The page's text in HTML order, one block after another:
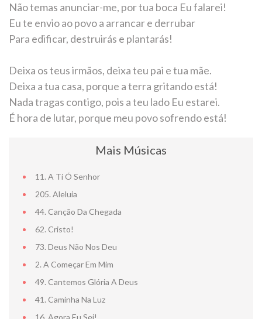
Não temas anunciar-me, por tua boca Eu falarei!
Eu te envio ao povo a arrancar e derrubar
Para edificar, destruirás e plantarás!
Deixa os teus irmãos, deixa teu pai e tua mãe.
Deixa a tua casa, porque a terra gritando está!
Nada tragas contigo, pois a teu lado Eu estarei.
É hora de lutar, porque meu povo sofrendo está!
Mais Músicas
11. A Ti Ó Senhor
205. Aleluia
44. Canção Da Chegada
62. Cristo!
73. Deus Não Nos Deu
2. A Começar Em Mim
49. Cantemos Glória A Deus
41. Caminha Na Luz
16. Agora Eu Sei!